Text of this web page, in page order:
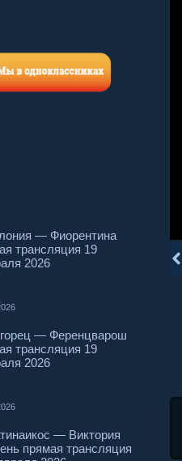
— Фиорентина
трансляция 19
2026
— Ференцварош
трансляция 19
2026
— Виктория
прямая трансляция